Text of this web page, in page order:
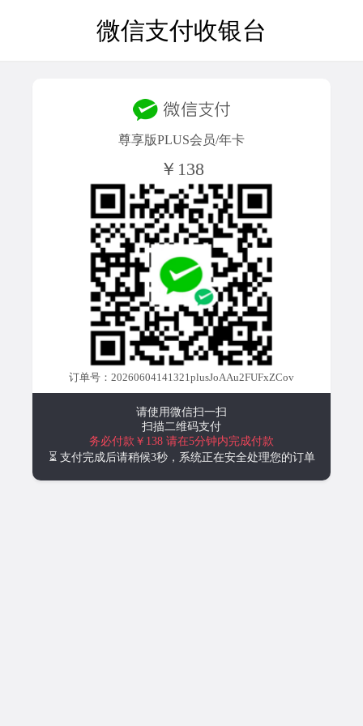
微信支付收银台
尊享版PLUS会员/年卡
￥138
订单号：20260604141321plusJoAAu2FUFxZCov
请使用微信扫一扫
扫描二维码支付
务必付款￥138 请在5分钟内完成付款
⏳ 支付完成后请稍候3秒，系统正在安全处理您的订单